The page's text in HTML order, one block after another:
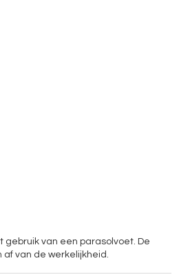
van een parasolvoet. De
van de werkelijkheid.